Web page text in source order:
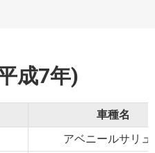
成7年)
車種名
アベニールサリュ